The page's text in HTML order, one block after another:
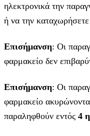
ηλεκτρονικά την
ή να την
Επισήμανση: Οι
φαρμακείο δεν
Επισήμανση: Οι
φαρμακείο
παραληφθούν εντός 4